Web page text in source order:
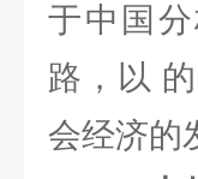
于中国
路，以
会经济的